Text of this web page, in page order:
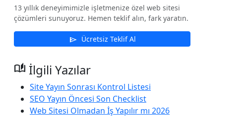
13 yıllık deneyimimizle işletmenize özel web sitesi
çözümleri sunuyoruz. Hemen teklif alın, fark yaratın.
send Ücretsiz Teklif Al
auto_stories İlgili Yazılar
Site Yayın Sonrası Kontrol Listesi
SEO Yayın Öncesi Son Checklist
Web Sitesi Olmadan İş Yapılır mı 2026